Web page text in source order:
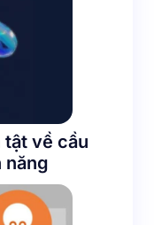
tật về cầu
năng